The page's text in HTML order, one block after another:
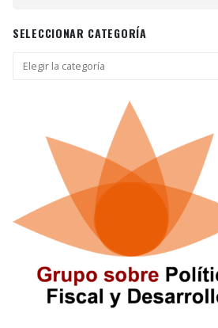
SELECCIONAR CATEGORÍA
Seleccionar
categoría